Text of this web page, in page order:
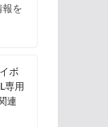
を
ボ
専用
連